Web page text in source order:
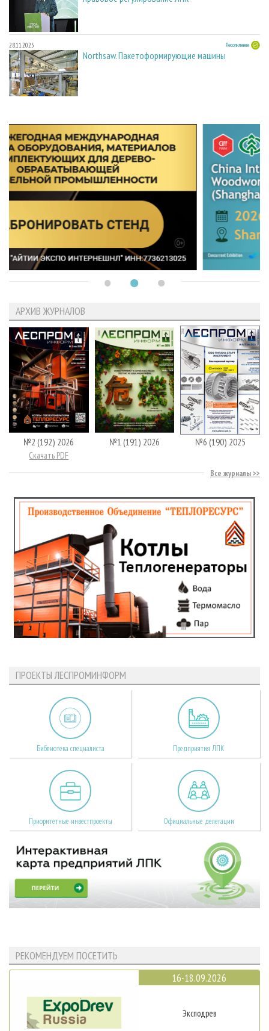
28.11.2025 Лесопиление
Northsaw. Пакетоформирующие машины
АРХИВ ЖУРНАЛОВ
№2 (192) 2026
Скачать PDF
№1 (191) 2026 №6 (190) 2025
Все журналы
ПРОЕКТЫ ЛЕСПРОМИНФОРМ
Библиотека специалиста Предприятия ЛПК
Приоритетные инвестпроекты Официальные делегации
РЕКОМЕНДУЕМ ПОСЕТИТЬ
16-18.09.2026
Эксподрев